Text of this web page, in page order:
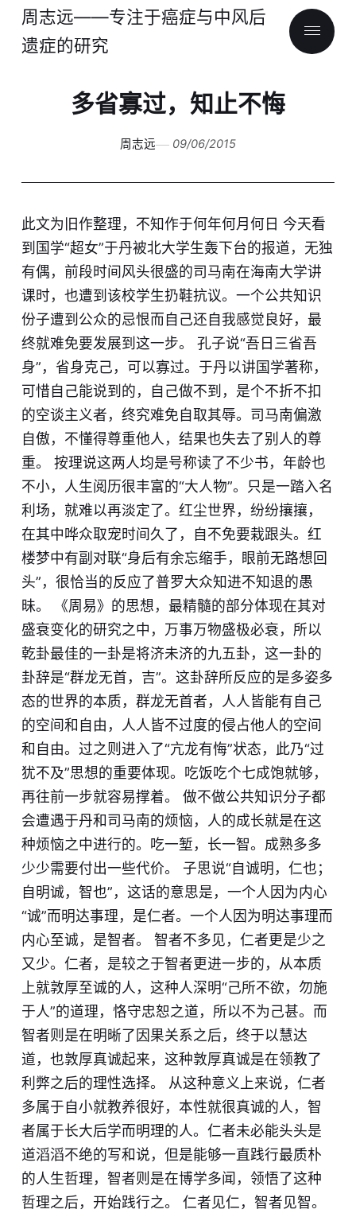
周志远——专注于癌症与中风后
遗症的研究
多省寡过，知止不悔
周志远 09/06/2015
此文为旧作整理，不知作于何年何月何日 今天看
到国学“超女”于丹被北大学生轰下台的报道，无独
有偶，前段时间风头很盛的司马南在海南大学讲
课时，也遭到该校学生扔鞋抗议。一个公共知识
份子遭到公众的忌恨而自己还自我感觉良好，最
终就难免要发展到这一步。 孔子说“吾日三省吾
身”，省身克己，可以寡过。于丹以讲国学著称，
可惜自己能说到的，自己做不到，是个不折不扣
的空谈主义者，终究难免自取其辱。司马南偏激
自傲，不懂得尊重他人，结果也失去了别人的尊
重。 按理说这两人均是号称读了不少书，年龄也
不小，人生阅历很丰富的“大人物”。只是一踏入名
利场，就难以再淡定了。红尘世界，纷纷攘攘，
在其中哗众取宠时间久了，自不免要栽跟头。红
楼梦中有副对联“身后有余忘缩手，眼前无路想回
头”，很恰当的反应了普罗大众知进不知退的愚
昧。 《周易》的思想，最精髓的部分体现在其对
盛衰变化的研究之中，万事万物盛极必衰，所以
乾卦最佳的一卦是将济未济的九五卦，这一卦的
卦辞是“群龙无首，吉”。这卦辞所反应的是多姿多
态的世界的本质，群龙无首者，人人皆能有自己
的空间和自由，人人皆不过度的侵占他人的空间
和自由。过之则进入了“亢龙有悔”状态，此乃“过
犹不及”思想的重要体现。吃饭吃个七成饱就够，
再往前一步就容易撑着。 做不做公共知识分子都
会遭遇于丹和司马南的烦恼，人的成长就是在这
种烦恼之中进行的。吃一堑，长一智。成熟多多
少少需要付出一些代价。 子思说“自诚明，仁也；
自明诚，智也”，这话的意思是，一个人因为内心
“诚”而明达事理，是仁者。一个人因为明达事理而
内心至诚，是智者。 智者不多见，仁者更是少之
又少。仁者，是较之于智者更进一步的，从本质
上就敦厚至诚的人，这种人深明“己所不欲，勿施
于人”的道理，恪守忠恕之道，所以不为己甚。而
智者则是在明晰了因果关系之后，终于以慧达
道，也敦厚真诚起来，这种敦厚真诚是在领教了
利弊之后的理性选择。 从这种意义上来说，仁者
多属于自小就教养很好，本性就很真诚的人，智
者属于长大后学而明理的人。仁者未必能头头是
道滔滔不绝的写和说，但是能够一直践行最质朴
的人生哲理，智者则是在博学多闻，领悟了这种
哲理之后，开始践行之。 仁者见仁，智者见智。